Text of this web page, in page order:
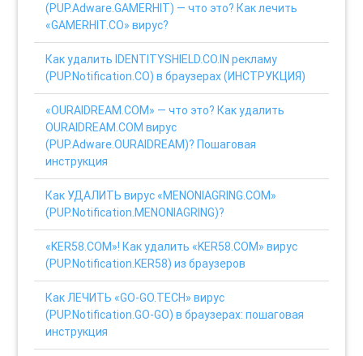
(PUP.Adware.GAMERHIT) — что это? Как лечить
«GAMERHIT.CO» вирус?
Как удалить IDENTITYSHIELD.CO.IN рекламу
(PUP.Notification.CO) в браузерах (ИНСТРУКЦИЯ)
«OURAIDREAM.COM» — что это? Как удалить
OURAIDREAM.COM вирус
(PUP.Adware.OURAIDREAM)? Пошаговая
инструкция
Как УДАЛИТЬ вирус «MENONIAGRING.COM»
(PUP.Notification.MENONIAGRING)?
«KER58.COM»! Как удалить «KER58.COM» вирус
(PUP.Notification.KER58) из браузеров
Как ЛЕЧИТЬ «GO-GO.TECH» вирус
(PUP.Notification.GO-GO) в браузерах: пошаговая
инструкция